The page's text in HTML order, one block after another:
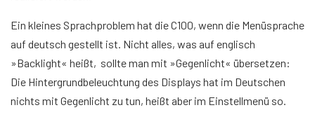
Ein kleines Sprachproblem hat die C100, wenn die Menüsprache
auf deutsch gestellt ist. Nicht alles, was auf englisch
»Backlight« heißt, sollte man mit »Gegenlicht« übersetzen:
Die Hintergrundbeleuchtung des Displays hat im Deutschen
nichts mit Gegenlicht zu tun, heißt aber im Einstellmenü so.